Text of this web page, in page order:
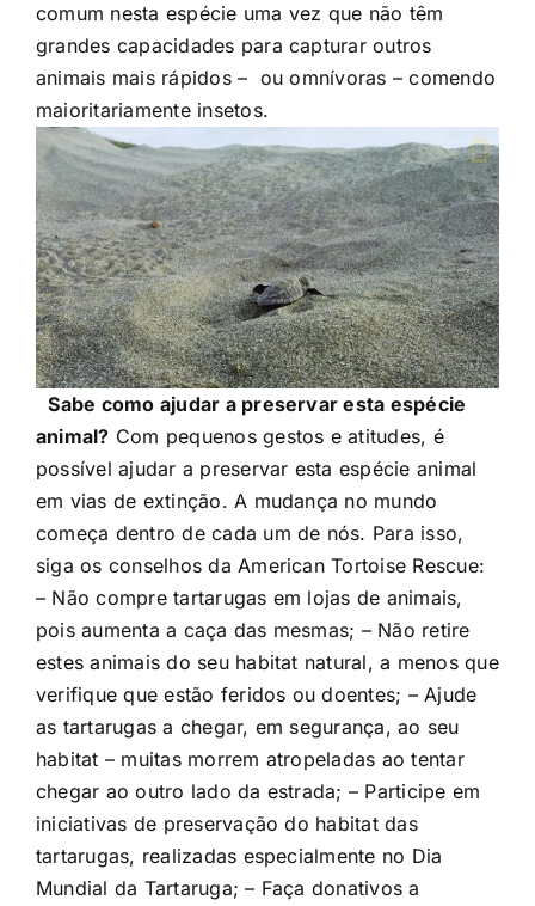
comum nesta espécie uma vez que não têm
grandes capacidades para capturar outros
animais mais rápidos – ou omnívoras – comendo
maioritariamente insetos.
Sabe como ajudar a preservar esta espécie
animal? Com pequenos gestos e atitudes, é
possível ajudar a preservar esta espécie animal
em vias de extinção. A mudança no mundo
começa dentro de cada um de nós. Para isso,
siga os conselhos da American Tortoise Rescue:
– Não compre tartarugas em lojas de animais,
pois aumenta a caça das mesmas; – Não retire
estes animais do seu habitat natural, a menos que
verifique que estão feridos ou doentes; – Ajude
as tartarugas a chegar, em segurança, ao seu
habitat – muitas morrem atropeladas ao tentar
chegar ao outro lado da estrada; – Participe em
iniciativas de preservação do habitat das
tartarugas, realizadas especialmente no Dia
Mundial da Tartaruga; – Faça donativos a